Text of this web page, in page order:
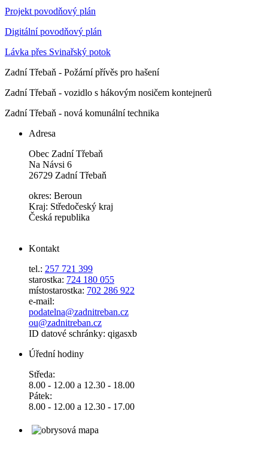
Projekt povodňový plán
Digitální povodňový plán
Lávka přes Svinařský potok
Zadní Třebaň - Požární přívěs pro hašení
Zadní Třebaň - vozidlo s hákovým nosičem kontejnerů
Zadní Třebaň - nová komunální technika
Adresa
Obec Zadní Třebaň
Na Návsi 6
26729 Zadní Třebaň
okres: Beroun
Kraj: Středočeský kraj
Česká republika
Kontakt
tel.: 257 721 399
starostka: 724 180 055
místostarostka: 702 286 922
e-mail:
podatelna@zadnitreban.cz
ou@zadnitreban.cz
ID datové schránky: qigasxb
Úřední hodiny
Středa:
8.00 - 12.00 a 12.30 - 18.00
Pátek:
8.00 - 12.00 a 12.30 - 17.00